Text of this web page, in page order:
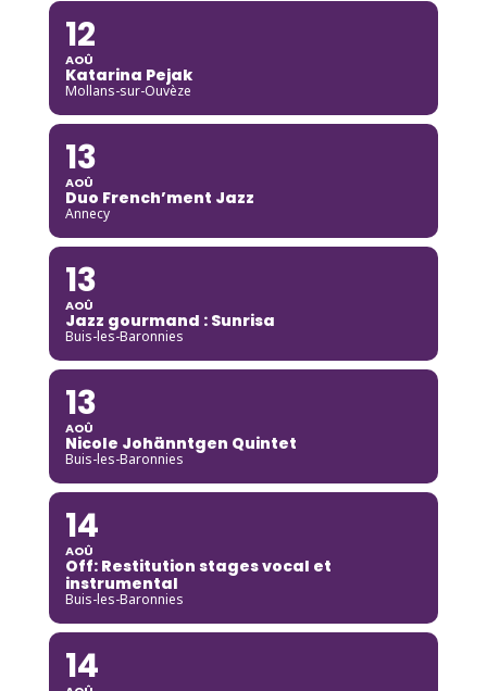
12
AOÛ
Katarina Pejak
Mollans-sur-Ouvèze
13
AOÛ
Duo French’ment Jazz
Annecy
13
AOÛ
Jazz gourmand : Sunrisa
Buis-les-Baronnies
13
AOÛ
Nicole Johänntgen Quintet
Buis-les-Baronnies
14
AOÛ
Off: Restitution stages vocal et
instrumental
Buis-les-Baronnies
14